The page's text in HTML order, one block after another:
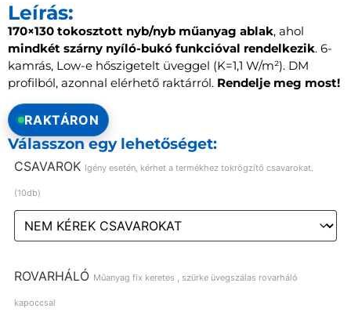
Leírás:
170×130 tokosztott nyb/nyb műanyag ablak, ahol
mindkét szárny nyíló-bukó funkcióval rendelkezik. 6-
kamrás, Low-e hőszigetelt üveggel (K=1,1 W/m²). DM
profilból, azonnal elérhető raktárról. Rendelje meg most!
RAKTÁRON
Válasszon egy lehetőséget:
CSAVAROK Igény esetén, kérhet a termékhez tokrögzítő csavarokat.
(10db)
ROVARHÁLÓ Műanyag fix keretes , szürke üvegszálas rovarháló
kapoccsal